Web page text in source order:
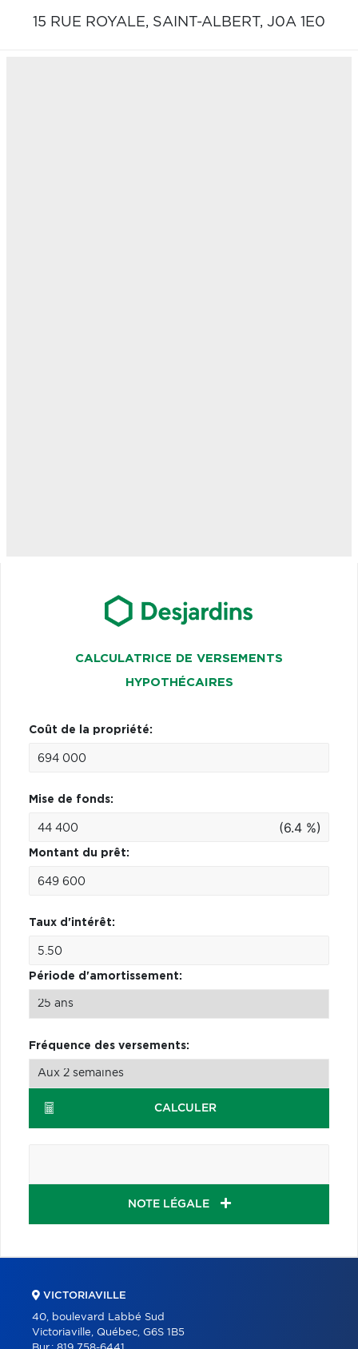
15 RUE ROYALE, SAINT-ALBERT, J0A 1E0
CALCULATRICE DE VERSEMENTS
HYPOTHÉCAIRES
Coût de la propriété:
Mise de fonds:
(6.4 %)
Montant du prêt:
Taux d'intérêt:
Période d'amortissement:
Fréquence des versements:
CALCULER
NOTE LÉGALE
VICTORIAVILLE
40, boulevard Labbé Sud
Victoriaville, Québec, G6S 1B5